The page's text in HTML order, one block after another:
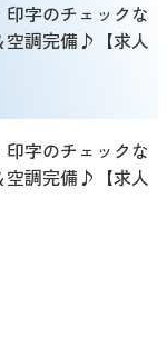
字のチェックな
空調完備♪【求人
字のチェックな
空調完備♪【求人